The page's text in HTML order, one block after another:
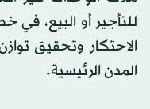
للتأجير أو البيع،
الاحتكار وتحقيق
المدن الرئيسية.